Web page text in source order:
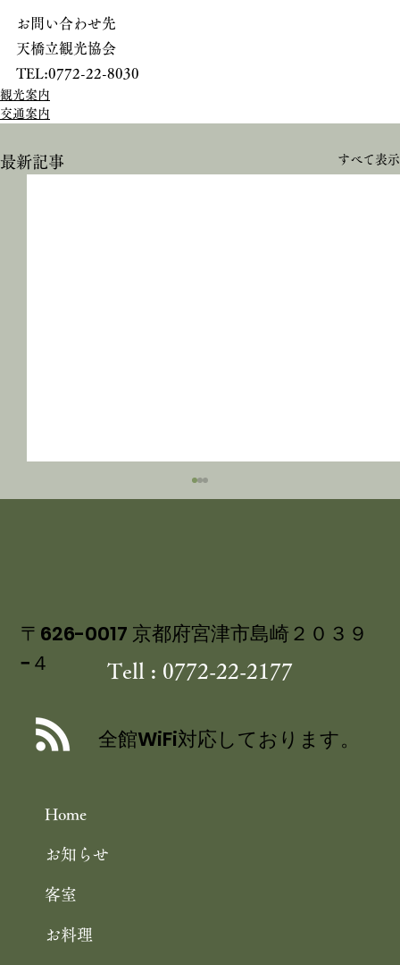
お問い合わせ先
天橋立観光協会
TEL:0772-22-8030
観光案内
交通案内
最新記事 すべて表示
ーナーにて 茶六別館の食事処・四季膳
Home
お知らせ
客室
お料理
〒626-0017 京都府宮津市島崎２０３９
−４
Tell : 0772-22-2177
全館WiFi対応しております。